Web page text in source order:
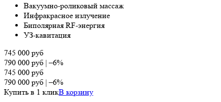
Вакуумно-роликовый массаж
Инфракрасное излучение
Биполярная RF-энергия
УЗ-кавитация
745 000 руб
790 000 руб |–6%
745 000 руб
790 000 руб |–6%
Купить в 1 кликВ корзину